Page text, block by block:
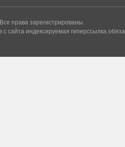
права зарегистрированы.
сайта индексируемая гиперссылка